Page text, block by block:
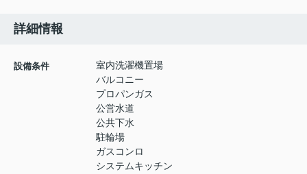
詳細情報
設備条件
室内洗濯機置場
バルコニー
プロパンガス
公営水道
公共下水
駐輪場
ガスコンロ
システムキッチン